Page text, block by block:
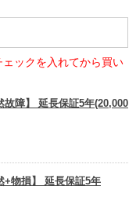
ックを入れてから買い
障】 延長保証5年(20,000
+物損】 延長保証5年